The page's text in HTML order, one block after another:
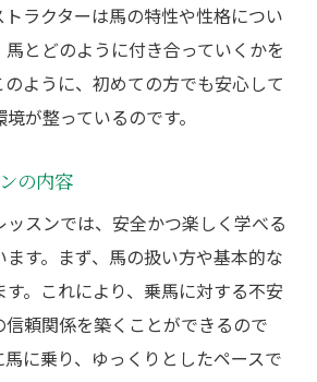
ラクターは馬の特性や性格につい
とどのように付き合っていくかを
ように、初めての方でも安心して
が整っているのです。
の内容
スンでは、安全かつ楽しく学べる
す。まず、馬の扱い方や基本的な
。これにより、乗馬に対する不安
信頼関係を築くことができるので
に乗り、ゆっくりとしたペースで